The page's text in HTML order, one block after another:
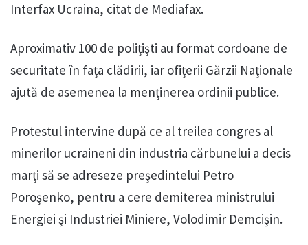
Interfax Ucraina, citat de Mediafax.
Aproximativ 100 de poliţişti au format cordoane de
securitate în faţa clădirii, iar ofiţerii Gărzii Naţionale
ajută de asemenea la menţinerea ordinii publice.
Protestul intervine după ce al treilea congres al
minerilor ucraineni din industria cărbunelui a decis
marţi să se adreseze preşedintelui Petro
Poroşenko, pentru a cere demiterea ministrului
Energiei şi Industriei Miniere, Volodimir Demcişin.